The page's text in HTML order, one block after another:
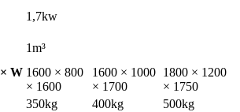
1,7kw
1m³
W 1600 × 800
× 1600
1600 × 1000
× 1700
1800 × 1200
× 1750
350kg 400kg 500kg